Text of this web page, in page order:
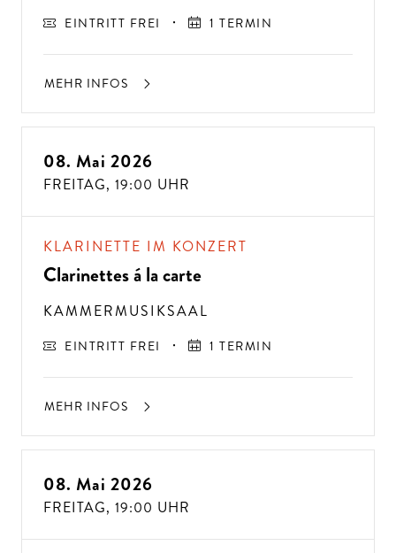
EINTRITT FREI 1 TERMIN
MEHR INFOS
08. Mai 2026
FREITAG, 19:00 UHR
KLARINETTE IM KONZERT
Clarinettes á la carte
KAMMERMUSIKSAAL
EINTRITT FREI 1 TERMIN
MEHR INFOS
08. Mai 2026
FREITAG, 19:00 UHR